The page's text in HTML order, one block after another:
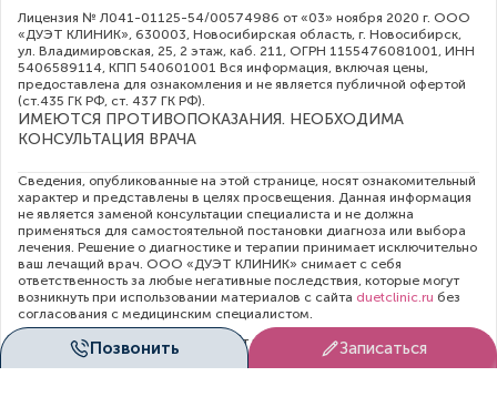
Позвонить Записаться
Лицензия № Л041-01125-54/00574986 от «03» ноября 2020 г. ООО
«ДУЭТ КЛИНИК», 630003, Новосибирская область, г. Новосибирск,
ул. Владимировская, 25, 2 этаж, каб. 211, ОГРН 1155476081001, ИНН
5406589114, КПП 540601001 Вся информация, включая цены,
предоставлена для ознакомления и не является публичной офертой
(ст.435 ГК РФ, cт. 437 ГК РФ).
ИМЕЮТСЯ ПРОТИВОПОКАЗАНИЯ. НЕОБХОДИМА
КОНСУЛЬТАЦИЯ ВРАЧА
Сведения, опубликованные на этой странице, носят ознакомительный
характер и представлены в целях просвещения. Данная информация
не является заменой консультации специалиста и не должна
применяться для самостоятельной постановки диагноза или выбора
лечения. Решение о диагностике и терапии принимает исключительно
ваш лечащий врач. ООО «ДУЭТ КЛИНИК» снимает с себя
ответственность за любые негативные последствия, которые могут
возникнуть при использовании материалов с сайта duetclinic.ru без
согласования с медицинским специалистом.
Администрация клиники прилагает все усилия для своевременного
обновления цен в опубликованном на сайте прейскуранте. Тем не